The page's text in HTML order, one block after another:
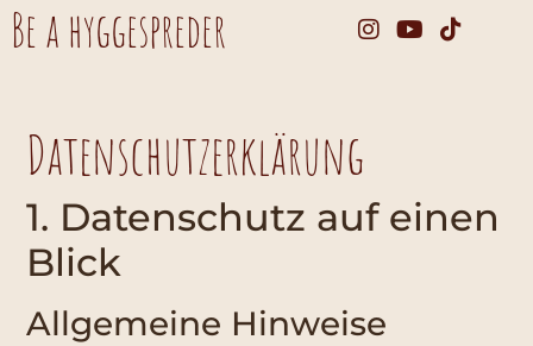
Be a hyggespreder
Datenschutz­erklärung
1. Datenschutz auf einen
Blick
Allgemeine Hinweise